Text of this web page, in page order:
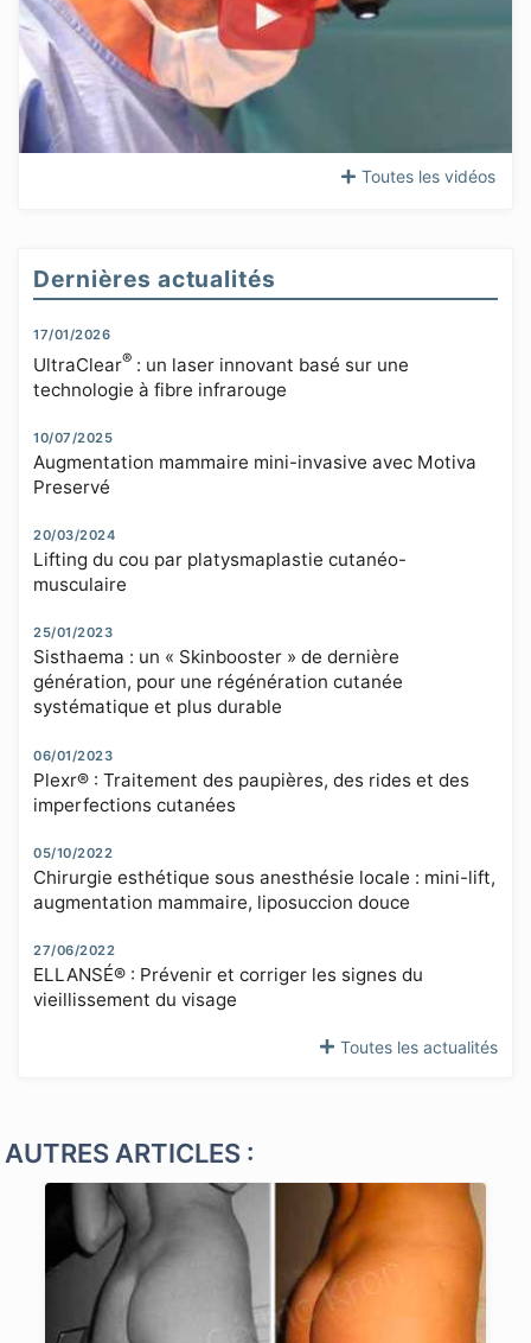
Toutes les vidéos
Dernières actualités
17/01/2026
UltraClear® : un laser innovant basé sur une
technologie à fibre infrarouge
10/07/2025
Augmentation mammaire mini-invasive avec Motiva
Preservé
20/03/2024
Lifting du cou par platysmaplastie cutanéo-
musculaire
25/01/2023
Sisthaema : un « Skinbooster » de dernière
génération, pour une régénération cutanée
systématique et plus durable
06/01/2023
Plexr® : Traitement des paupières, des rides et des
imperfections cutanées
05/10/2022
Chirurgie esthétique sous anesthésie locale : mini-lift,
augmentation mammaire, liposuccion douce
27/06/2022
ELLANSÉ® : Prévenir et corriger les signes du
vieillissement du visage
Toutes les actualités
AUTRES ARTICLES :